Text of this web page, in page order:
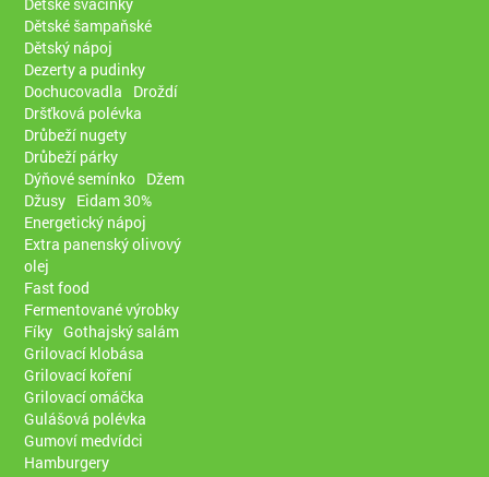
Dětské šampaňské
Dětský nápoj
Dezerty a pudinky
Dochucovadla
Droždí
Dršťková polévka
Drůbeží nugety
Drůbeží párky
Dýňové semínko Džem
Džusy Eidam 30%
Energetický nápoj
Extra panenský olivový
olej
Fast food
Fermentované výrobky
Fíky Gothajský salám
Grilovací klobása
Grilovací koření
Grilovací omáčka
Gulášová polévka
Gumoví medvídci
Hamburgery